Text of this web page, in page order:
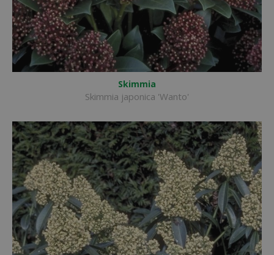
Skimmia
Skimmia japonica 'Wanto'